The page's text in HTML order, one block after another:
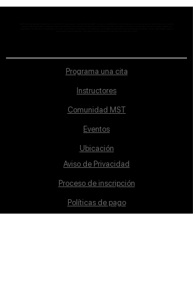
Programa una cita
Instructores
Comunidad MST
Eventos
Ubicación
Aviso de Privacidad
Proceso de inscripción
Políticas de pago